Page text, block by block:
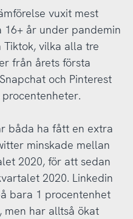
vuxit mest
år under pandemin
Tiktok, vilka alla tre
från årets första
och Pinterest
båda ha fått en extra
minskade mellan
2020, för att sedan
2020. Linkedin
bara 1 procentenhet
men har alltså ökat